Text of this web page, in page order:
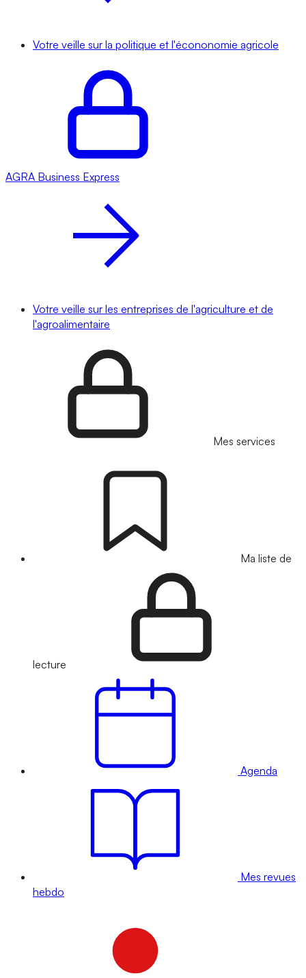
Votre veille sur la politique et l'écononomie agricole
AGRA Business Express
Votre veille sur les entreprises de l'agriculture et de
l'agroalimentaire
Mes services
Ma liste de
lecture
Agenda
Mes revues
hebdo